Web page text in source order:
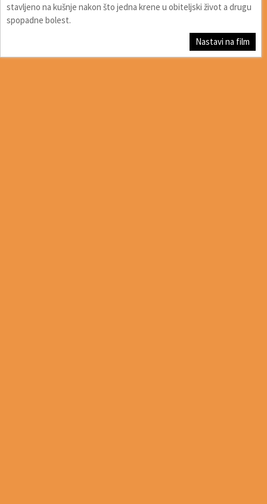
stavljeno na kušnje nakon što jedna krene u obiteljski život a drugu
spopadne bolest.
Nastavi na film